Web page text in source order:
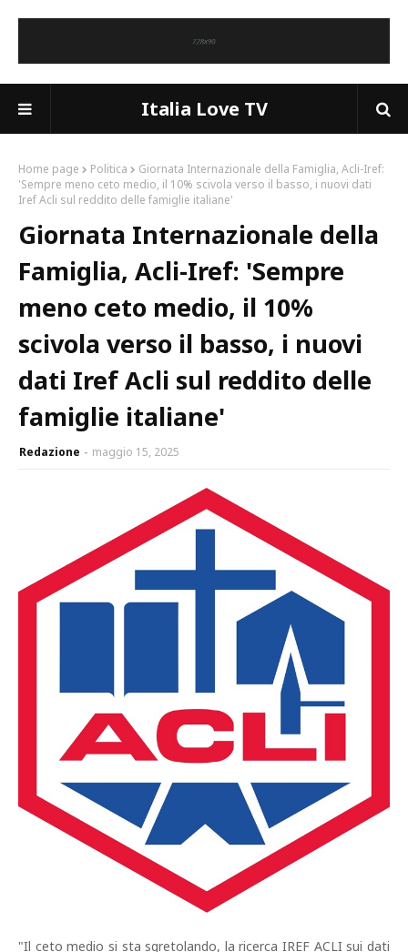
Italia Love TV
Home page Politica
Giornata Internazionale della Famiglia, Acli-Iref:
'Sempre meno ceto medio, il 10% scivola verso il basso, i nuovi dati
Iref Acli sul reddito delle famiglie italiane'
Giornata Internazionale della
Famiglia, Acli-Iref: 'Sempre
meno ceto medio, il 10%
scivola verso il basso, i nuovi
dati Iref Acli sul reddito delle
famiglie italiane'
Redazione maggio 15, 2025
"Il ceto medio si sta sgretolando, la ricerca IREF ACLI sui dati